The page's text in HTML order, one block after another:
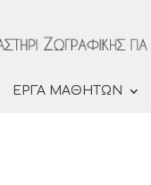
ΕΡΓΑ ΜΑΘΗΤΩΝ